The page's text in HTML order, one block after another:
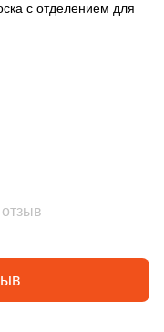
с отделением для